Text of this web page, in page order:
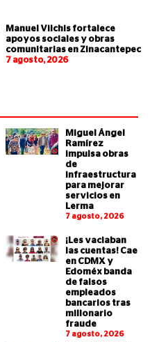
Manuel Vilchis fortalece
apoyos sociales y obras
comunitarias en Zinacantepec
7 agosto, 2026
Miguel Ángel
Ramírez
impulsa obras
de
infraestructura
para mejorar
servicios en
Lerma
7 agosto, 2026
¡Les vaciaban
las cuentas! Cae
en CDMX y
Edoméx banda
de falsos
empleados
bancarios tras
millonario
fraude
7 agosto, 2026